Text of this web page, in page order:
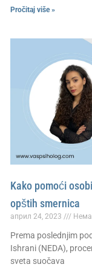
Pročitaj više »
Kako pomoći
opštih smernica
април 24, 2023
Prema poslednjim
Ishrani (NEDA),
sveta suočava